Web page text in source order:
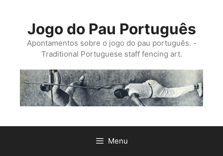
conteúdo
Jogo do Pau Português
Apontamentos sobre o jogo do pau português. -
Traditional Portuguese staff fencing art.
Menu